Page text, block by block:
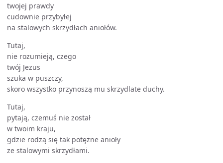
twojej prawdy
cudownie przybyłej
na stalowych skrzydłach aniołów.
Tutaj,
nie rozumieją, czego
twój Jezus
szuka w puszczy,
skoro wszystko przynoszą mu skrzydlate duchy.
Tutaj,
pytają, czemuś nie został
w twoim kraju,
gdzie rodzą się tak potężne anioły
ze stalowymi skrzydłami.